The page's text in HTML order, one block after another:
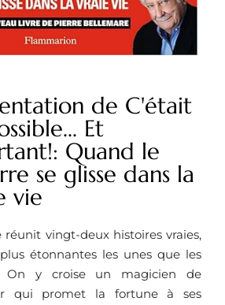
de C'était
Et
Quand le
se glisse dans la
vie
réunit vingt-deux histoires vraies,
étonnantes les unes que les
On y croise un magicien de
qui promet la fortune à ses